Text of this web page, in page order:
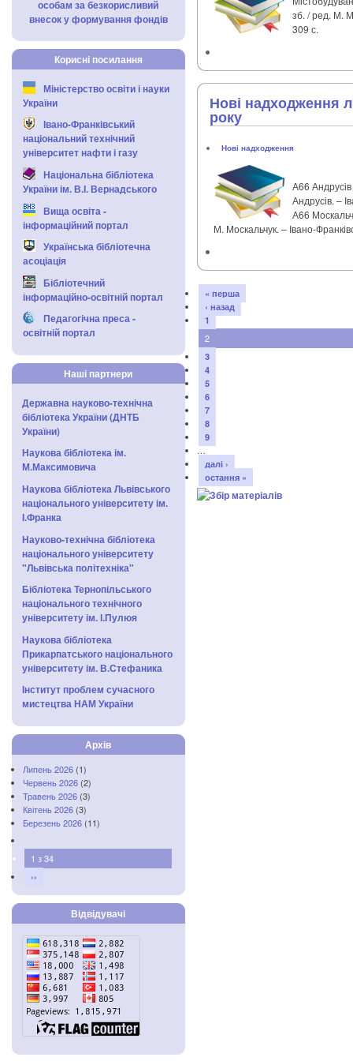
особам за безкорисливий
внесок у формування фондів
Корисні посилання
Міністерство освіти і науки
України
Івано-Франківський
національний технічний
університет нафти і газу
Національна бібліотека
України ім. В.І. Вернадського
Вища освіта -
інформаційний портал
Українська бібліотечна
асоціація
Бібліотечний
інформаційно-освітній портал
Педагогічна преса -
освітній портал
Наші партнери
Державна науково-технічна
бібліотека України (ДНТБ
України)
Наукова бібліотека ім.
М.Максимовича
Наукова бібліотека Львівського
національного університету ім.
І.Франка
Науково-технічна бібліотека
національного університету
"Львівська політехніка"
Бібліотека Тернопільського
національного технічного
університету ім. І.Пулюя
Наукова бібліотека
Прикарпатського національного
університету ім. В.Стефаника
Інститут проблем сучасного
мистецтва НАМ України
Архів
Липень 2026 (1)
Червень 2026 (2)
Травень 2026 (3)
Квітень 2026 (3)
Березень 2026 (11)
1 з 34
››
Відвідувачі
зб. / ред. М.
309 с.
Нові надходження
року
Нові надходження
А66
Андрусів. –
А66
М. Москальчук. – Івано-
« перша
‹ назад
1
2
3
4
5
6
7
8
9
…
далі ›
остання »